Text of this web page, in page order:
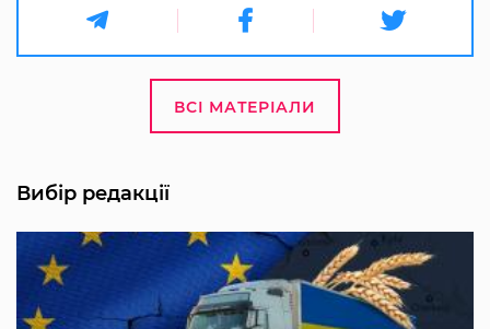
ВСІ МАТЕРІАЛИ
Вибір редакції